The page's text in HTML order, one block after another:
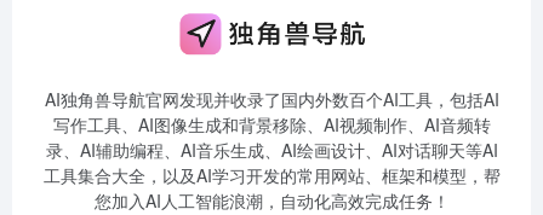
AI独角兽导航官网发现并收录了国内外数百个AI工具，包括AI
写作工具、AI图像生成和背景移除、AI视频制作、AI音频转
录、AI辅助编程、AI音乐生成、AI绘画设计、AI对话聊天等AI
工具集合大全，以及AI学习开发的常用网站、框架和模型，帮
您加入AI人工智能浪潮，自动化高效完成任务！